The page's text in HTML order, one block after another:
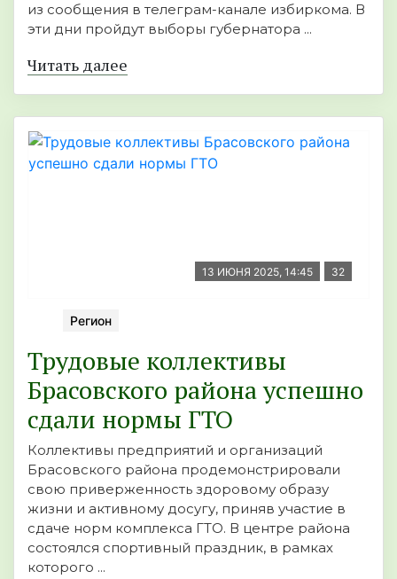
из сообщения в телеграм-канале избиркома. В
эти дни пройдут выборы губернатора ...
Читать далее
13 ИЮНЯ 2025, 14:45 32
Регион
Трудовые коллективы
Брасовского района успешно
сдали нормы ГТО
Коллективы предприятий и организаций
Брасовского района продемонстрировали
свою приверженность здоровому образу
жизни и активному досугу, приняв участие в
сдаче норм комплекса ГТО. В центре района
состоялся спортивный праздник, в рамках
которого ...